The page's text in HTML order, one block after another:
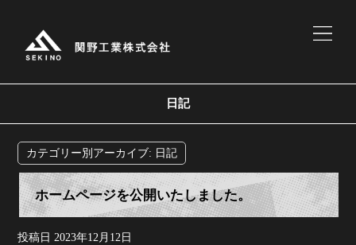
日記
カテゴリー別アーカイブ: 日記
ホームページを公開いたしました。
投稿日 2023年12月12日